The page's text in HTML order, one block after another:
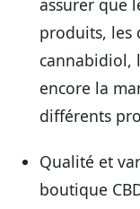
assurer que
produits, les
cannabidiol,
encore la
différents
Qualité et
boutique